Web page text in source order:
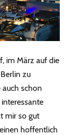
im März auf die
zu
schon
mir so gut
hoffentlich